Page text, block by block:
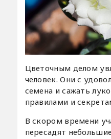
Цветочным делом
человек. Они с
семена и сажать
правилами и
В скором времени
пересадят